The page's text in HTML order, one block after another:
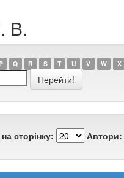
В.
P Q R S T U V W X
сторінку: Автори: